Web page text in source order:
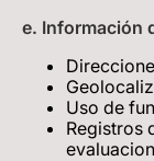
e. Información
Uso de
Registros